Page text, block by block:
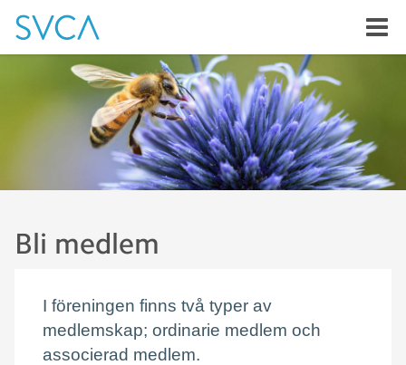
Bli medlem
I föreningen finns två typer av
medlemskap; ordinarie medlem och
associerad medlem.